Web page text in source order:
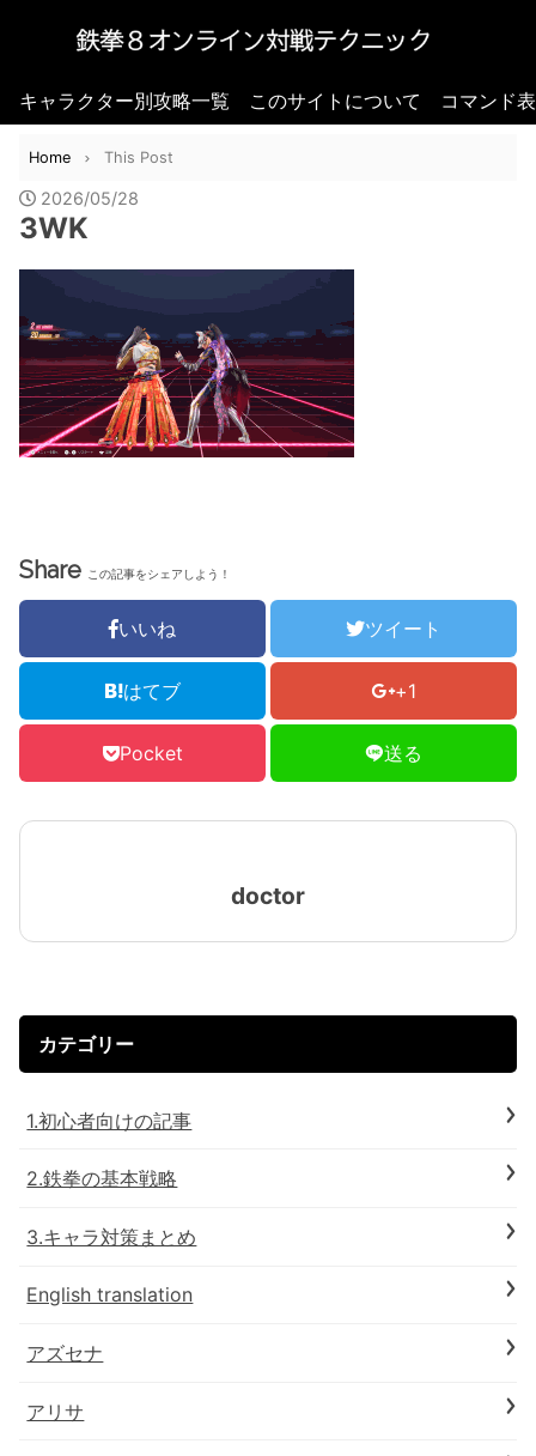
キャラクター別攻略一覧 このサイトについて コマンド
Home This Post
2026/05/28
3WK
Share この記事をシェアしよう！
いいね ツイート
はてブ +1
Pocket 送る
doctor
カテゴリー
1.初心者向けの記事
2.鉄拳の基本戦略
3.キャラ対策まとめ
English translation
アズセナ
アリサ